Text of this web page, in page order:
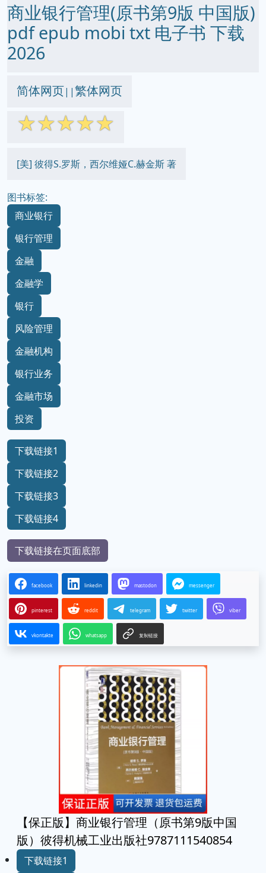
商业银行管理(原书第9版 中国版)
pdf epub mobi txt 电子书 下载
2026
简体网页||繁体网页
☆☆☆☆☆
[美] 彼得S.罗斯，西尔维娅C.赫金斯 著
图书标签:
商业银行
银行管理
金融
金融学
银行
风险管理
金融机构
银行业务
金融市场
投资
下载链接1
下载链接2
下载链接3
下载链接4
下载链接在页面底部
facebook linkedin mastodon messenger
pinterest reddit telegram twitter viber
vkontakte whatsapp 复制链接
【保正版】商业银行管理（原书第9版中国
版）彼得机械工业出版社9787111540854
下载链接1